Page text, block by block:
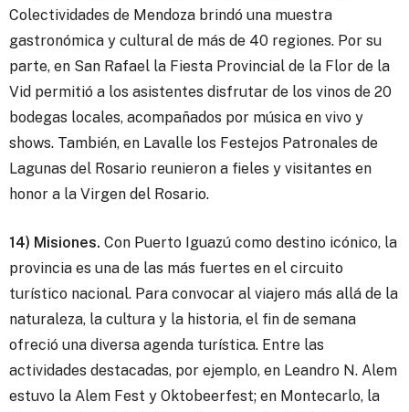
Colectividades de Mendoza brindó una muestra
gastronómica y cultural de más de 40 regiones. Por su
parte, en San Rafael la Fiesta Provincial de la Flor de la
Vid permitió a los asistentes disfrutar de los vinos de 20
bodegas locales, acompañados por música en vivo y
shows. También, en Lavalle los Festejos Patronales de
Lagunas del Rosario reunieron a fieles y visitantes en
honor a la Virgen del Rosario.
14) Misiones. Con Puerto Iguazú como destino icónico, la
provincia es una de las más fuertes en el circuito
turístico nacional. Para convocar al viajero más allá de la
naturaleza, la cultura y la historia, el fin de semana
ofreció una diversa agenda turística. Entre las
actividades destacadas, por ejemplo, en Leandro N. Alem
estuvo la Alem Fest y Oktobeerfest; en Montecarlo, la